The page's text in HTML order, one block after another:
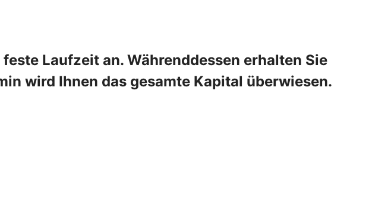
Laufzeit an. Währenddessen erhalten Sie
wird Ihnen das gesamte Kapital überwiesen.